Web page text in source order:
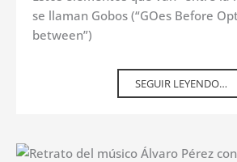
se llaman Gobos (“GOes Before
between”)
SEGUIR LEYENDO…